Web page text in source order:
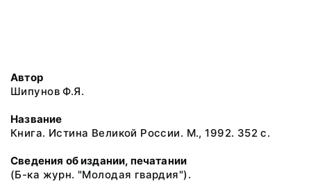
Автор
Шипунов Ф.Я.
Название
Книга. Истина Великой России. М., 1992. 352 с.
Сведения об издании, печатании
(Б-ка журн. "Молодая гвардия").